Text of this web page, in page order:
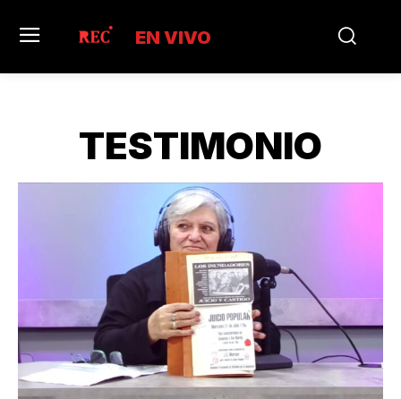
EN VIVO
TESTIMONIO